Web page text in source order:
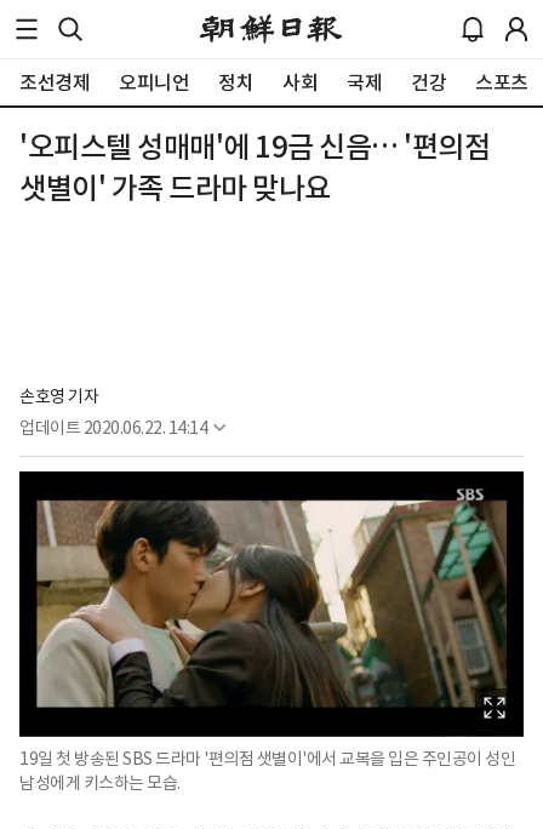
조선경제 오피니언 정치 사회 국제 건강 스포츠
'오피스텔 성매매'에 19금 신음… '편의점
샛별이' 가족 드라마 맞나요
손호영 기자
업데이트 2020.06.22. 14:14
19일 첫 방송된 SBS 드라마 '편의점 샛별이'에서 교복을 입은 주인공이 성인
남성에게 키스하는 모습.